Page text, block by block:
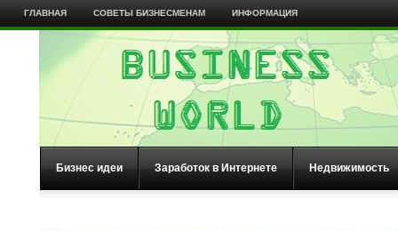
ГЛАВНАЯ СОВЕТЫ БИЗНЕСМЕНАМ ИНФОРМАЦИЯ
Бизнес идеи Заработок в Интернете Недвижимость